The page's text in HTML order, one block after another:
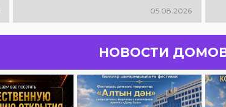
05.08.2026
НОВОСТИ